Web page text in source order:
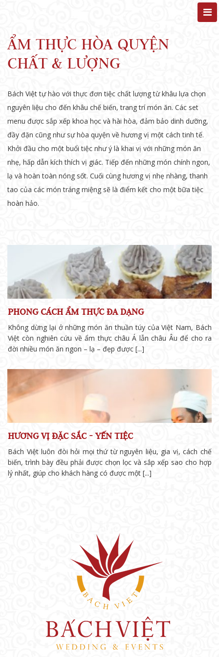
ẨM THỰC HÒA QUYỆN
CHẤT & LƯỢNG
Bách Việt tự hào với thực đơn tiệc chất lượng từ khâu lựa chọn
nguyên liệu cho đến khâu chế biến, trang trí món ăn. Các set
menu được sắp xếp khoa học và hài hòa, đảm bảo dinh dưỡng,
đầy đặn cũng như sự hòa quyện về hương vị một cách tinh tế.
Khởi đầu cho một buổi tiệc như ý là khai vị với những món ăn
nhẹ, hấp dẫn kích thích vị giác. Tiếp đến những món chính ngon,
lạ và hoàn toàn nóng sốt. Cuối cùng hương vị nhẹ nhàng, thanh
tao của các món tráng miệng sẽ là điểm kết cho một bữa tiệc
hoàn hảo.
PHONG CÁCH ẨM THỰC ĐA DẠNG
Không dừng lại ở những món ăn thuần túy của Việt Nam, Bách
Việt còn nghiên cứu về ẩm thực châu Á lẫn châu Âu để cho ra
đời nhiều món ăn ngon – lạ – đẹp được [...]
HƯƠNG VỊ ĐẶC SẮC - YẾN TIỆC
Bách Việt luôn đòi hỏi mọi thứ từ nguyên liệu, gia vị, cách chế
biến, trình bày đều phải được chọn lọc và sắp xếp sao cho hợp
lý nhất, giúp cho khách hàng có được một [...]